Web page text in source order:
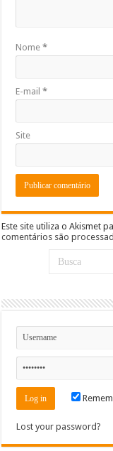
Nome*
E-mail*
Site
Este site utiliza o Akismet
comentários são
Lost your password?